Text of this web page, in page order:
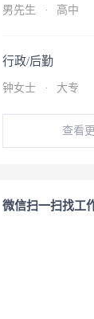
男先生 · 高中
行政/后勤
钟女士 · 大专
查看
微信扫一扫找工